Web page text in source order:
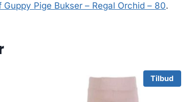
Guppy Pige Bukser – Regal Orchid – 80.
Tilbud